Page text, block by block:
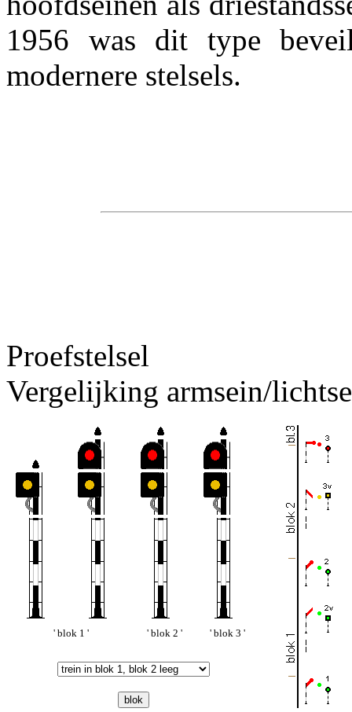
1956 was dit type
modernere stelsels.
Proefstelsel
Vergelijking armsein/
' blok 1 ' ' blok 2 ' ' blok 3 '